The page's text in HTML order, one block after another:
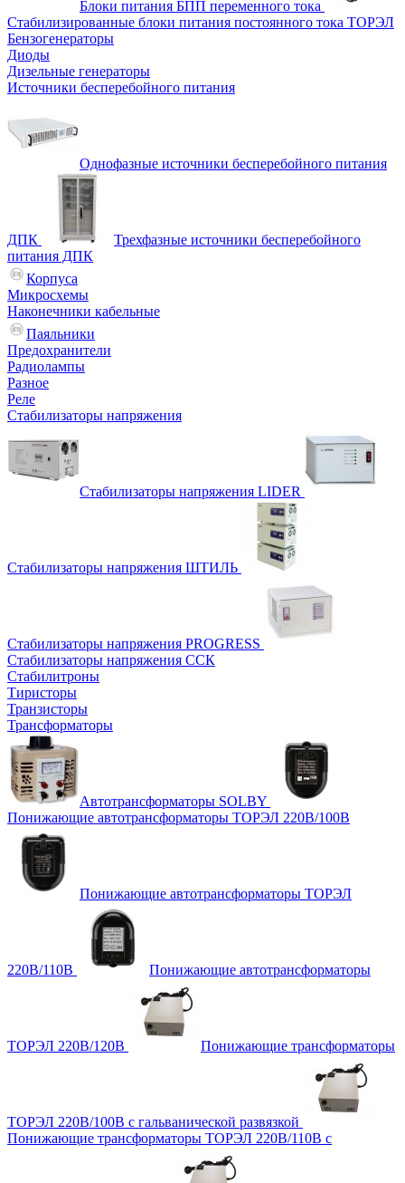
Блоки питания БПП переменного тока
Стабилизированные блоки питания постоянного тока ТОРЭЛ
Бензогенераторы
Диоды
Дизельные генераторы
Источники бесперебойного питания
Однофазные источники бесперебойного питания
ДПК
Трехфазные источники бесперебойного
питания ДПК
Корпуса
Микросхемы
Наконечники кабельные
Паяльники
Предохранители
Радиолампы
Разное
Реле
Стабилизаторы напряжения
Стабилизаторы напряжения LIDER
Стабилизаторы напряжения ШТИЛЬ
Стабилизаторы напряжения PROGRESS
Стабилизаторы напряжения ССК
Стабилитроны
Тиристоры
Транзисторы
Трансформаторы
Автотрансформаторы SOLBY
Понижающие автотрансформаторы ТОРЭЛ 220В/100В
Понижающие автотрансформаторы ТОРЭЛ
220В/110В Понижающие автотрансформаторы
ТОРЭЛ 220В/120В Понижающие трансформаторы
ТОРЭЛ 220В/100В с гальванической развязкой
Понижающие трансформаторы ТОРЭЛ 220В/110В с